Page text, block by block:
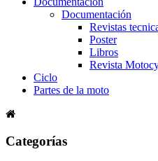
Documentación
Revistas
Poster
Libros
Revista
Ciclo
Partes de la moto
Categorías